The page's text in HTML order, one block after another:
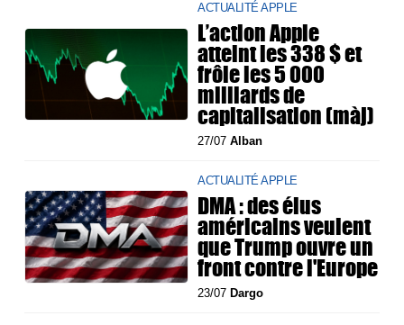
ACTUALITÉ APPLE
L’action Apple
atteint les 338 $ et
frôle les 5 000
milliards de
capitalisation (màj)
27/07Alban
ACTUALITÉ APPLE
DMA : des élus
américains veulent
que Trump ouvre un
front contre l'Europe
23/07 Dargo